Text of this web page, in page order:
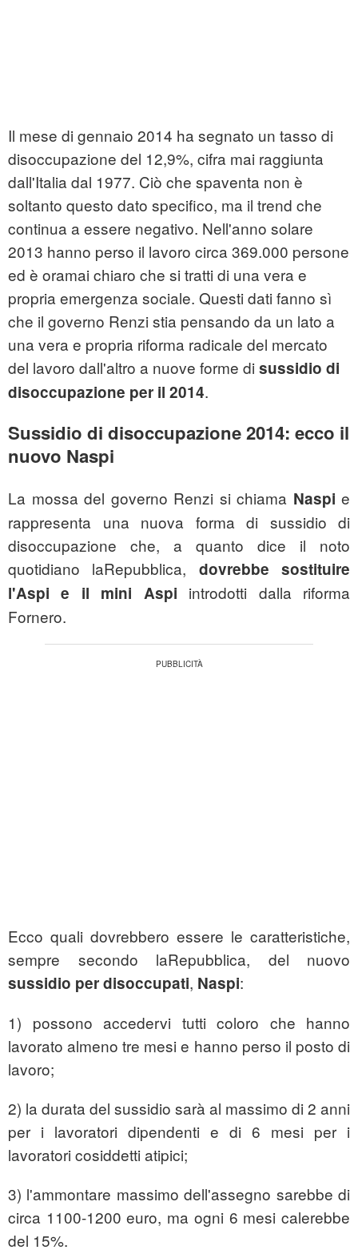
Il mese di gennaio 2014 ha segnato un tasso di
disoccupazione del 12,9%, cifra mai raggiunta
dall'Italia dal 1977. Ciò che spaventa non è
soltanto questo dato specifico, ma il trend che
continua a essere negativo. Nell'anno solare
2013 hanno perso il lavoro circa 369.000 persone
ed è oramai chiaro che si tratti di una vera e
propria emergenza sociale. Questi dati fanno sì
che il governo Renzi stia pensando da un lato a
una vera e propria riforma radicale del mercato
del lavoro dall'altro a nuove forme di sussidio di
disoccupazione per il 2014.
Sussidio di disoccupazione 2014: ecco il
nuovo Naspi
La mossa del governo Renzi si chiama Naspi e
rappresenta una nuova forma di sussidio di
disoccupazione che, a quanto dice il noto
quotidiano laRepubblica, dovrebbe sostituire
l'Aspi e il mini Aspi introdotti dalla riforma
Fornero.
Ecco quali dovrebbero essere le caratteristiche,
sempre secondo laRepubblica, del nuovo
sussidio per disoccupati, Naspi:
1) possono accedervi tutti coloro che hanno
lavorato almeno tre mesi e hanno perso il posto di
lavoro;
2) la durata del sussidio sarà al massimo di 2 anni
per i lavoratori dipendenti e di 6 mesi per i
lavoratori cosiddetti atipici;
3) l'ammontare massimo dell'assegno sarebbe di
circa 1100-1200 euro, ma ogni 6 mesi calerebbe
del 15%.